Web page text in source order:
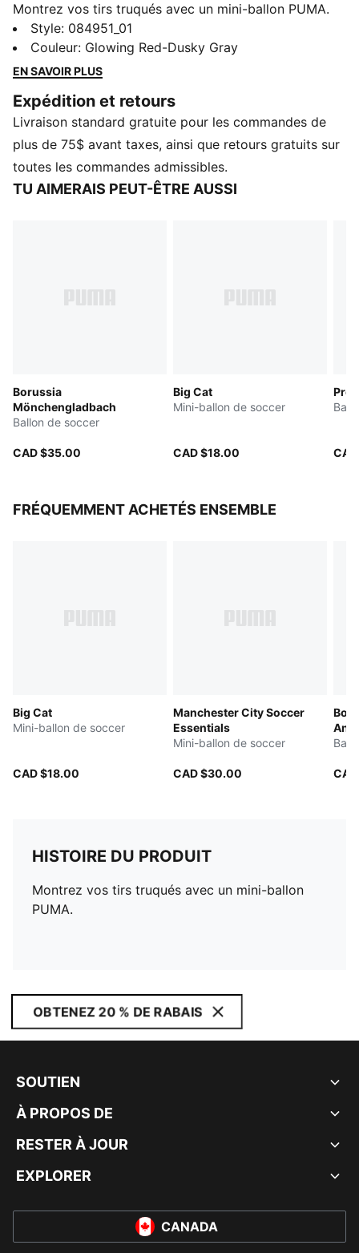
Montrez vos tirs truqués avec un mini-ballon PUMA.
Style: 084951_01
Couleur: Glowing Red-Dusky Gray
EN SAVOIR PLUS
Expédition et retours
Livraison standard gratuite pour les commandes de
plus de 75$ avant taxes, ainsi que retours gratuits sur
toutes les commandes admissibles.
TU AIMERAIS PEUT-ÊTRE AUSSI
Borussia
Mönchengladbach
Ballon de soccer
CAD $35.00
Big Cat
Mini-ballon de soccer
CAD $18.00
FRÉQUEMMENT ACHETÉS ENSEMBLE
Big Cat
Mini-ballon de soccer
CAD $18.00
Manchester City Soccer
Essentials
Mini-ballon de soccer
CAD $30.00
HISTOIRE DU PRODUIT
Montrez vos tirs truqués avec un mini-ballon
PUMA.
OBTENEZ 20 % DE RABAIS
SOUTIEN
À PROPOS DE
RESTER À JOUR
EXPLORER
CANADA